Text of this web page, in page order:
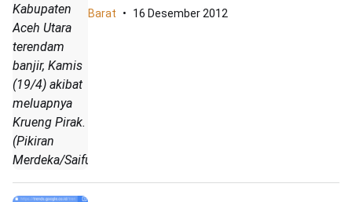
Kabupaten
Aceh Utara
terendam
banjir, Kamis
(19/4) akibat
meluapnya
Krueng Pirak.
(Pikiran
Merdeka/Saifullah)
Barat 16 Desember 2012